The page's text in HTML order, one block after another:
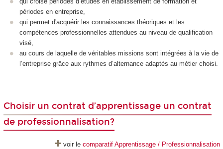
périodes en entreprise,
qui permet d'acquérir les connaissances théoriques et les
compétences professionnelles attendues au niveau de qualification
visé,
au cours de laquelle de véritables missions sont intégrées à la vie de
l’entreprise grâce aux rythmes d’alternance adaptés au métier choisi.
Choisir un contrat d’apprentissage un contrat
de professionnalisation?
voir le comparatif Apprentissage / Professionnalisation